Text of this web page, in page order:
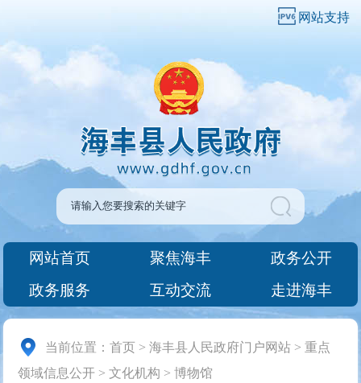
网站支持
网站首页 聚焦海丰
政务公开
政务服务
互动交流 走进海丰
当前位置：首页 >海丰县人民政府门户网站 >重点
领域信息公开 >文化机构 >博物馆